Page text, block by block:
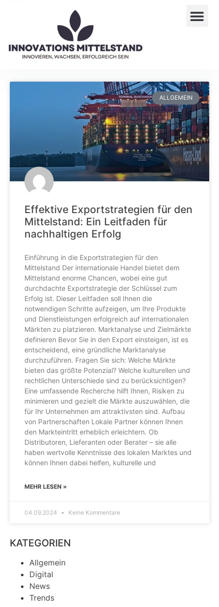
ALLGEMEIN
Effektive Exportstrategien für den
Mittelstand: Ein Leitfaden für
nachhaltigen Erfolg
Einführung in die Exportstrategien für den
Mittelstand Der internationale Handel bietet dem
Mittelstand enorme Chancen, wobei eine gut
durchdachte Exportstrategie der Schlüssel zum
Erfolg ist. Dieser Leitfaden soll Ihnen die
notwendigen Schritte aufzeigen, um Ihre Produkte
und Dienstleistungen erfolgreich auf internationalen
Märkten zu platzieren. Marktanalyse und Zielmärkte
definieren Bevor Sie in den Export einsteigen, ist es
entscheidend, eine gründliche Marktanalyse
durchzuführen. Fragen Sie sich: Welche Märkte
bieten das größte Potenzial? Welche kulturellen und
rechtlichen Unterschiede sind zu berücksichtigen?
Eine umfassende Recherche hilft Ihnen, Risiken zu
minimieren und gezielt die Märkte auszuwählen, die
für Ihr Unternehmen am attraktivsten sind. Aufbau
von Partnerschaften Lokale Partner können Ihnen
den Markteintritt erheblich erleichtern. Ob
Distributoren, Lieferanten oder Berater – sie alle
haben wertvolle Kenntnisse des lokalen Marktes und
können Ihnen dabei helfen, kulturelle und
MEHR LESEN »
04.09.2024 Keine Kommentare
KATEGORIEN
Allgemein
Digital
News
Trends